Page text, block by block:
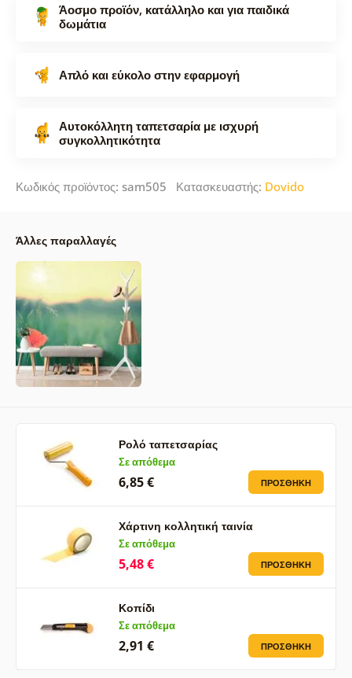
Άοσμο προϊόν, κατάλληλο και για παιδικά
δωμάτια
Απλό και εύκολο στην εφαρμογή
Αυτοκόλλητη ταπετσαρία με ισχυρή
συγκολλητικότητα
Κωδικός προϊόντος: sam505 Κατασκευαστής: Dovido
Άλλες παραλλαγές
Ρολό ταπετσαρίας
Σε απόθεμα
6,85 € ΠΡΟΣΘΉΚΗ
Χάρτινη κολλητική ταινία
Σε απόθεμα
5,48 € ΠΡΟΣΘΉΚΗ
Κοπίδι
Σε απόθεμα
2,91 € ΠΡΟΣΘΉΚΗ